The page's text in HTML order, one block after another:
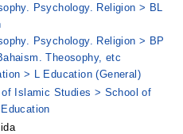
Psychology. Religion > BL
Psychology. Religion > BP
Theosophy, etc
> L Education (General)
Islamic Studies > School of